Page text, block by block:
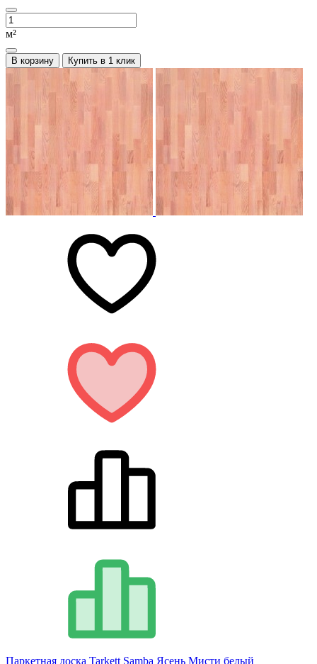
м²
В корзину Купить в 1 клик
Паркетная доска Tarkett Samba Ясень Мисти белый